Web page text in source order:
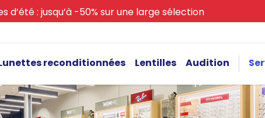
d’été : jusqu’à -50% sur une large sélection
reconditionnées Lentilles Audition